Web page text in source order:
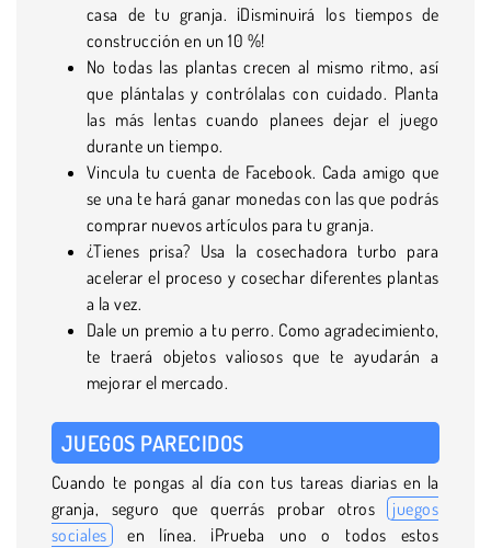
casa de tu granja. ¡Disminuirá los tiempos de
construcción en un 10 %!
No todas las plantas crecen al mismo ritmo, así
que plántalas y contrólalas con cuidado. Planta
las más lentas cuando planees dejar el juego
durante un tiempo.
Vincula tu cuenta de Facebook. Cada amigo que
se una te hará ganar monedas con las que podrás
comprar nuevos artículos para tu granja.
¿Tienes prisa? Usa la cosechadora turbo para
acelerar el proceso y cosechar diferentes plantas
a la vez.
Dale un premio a tu perro. Como agradecimiento,
te traerá objetos valiosos que te ayudarán a
mejorar el mercado.
JUEGOS PARECIDOS
Cuando te pongas al día con tus tareas diarias en la
granja, seguro que querrás probar otros juegos
sociales en línea. ¡Prueba uno o todos estos